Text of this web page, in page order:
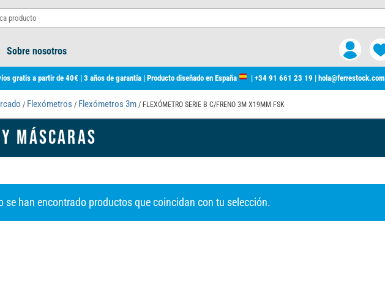
Sobre nosotros
gratis a partir de 40€ | 3 años de garantía | Producto diseñado en España | +34 91 661 23 19 | hola@ferrestock.com
/ Flexómetros / Flexómetros 3m / FLEXÓMETRO SERIE B C/FRENO 3M X19MM FSK
MÁSCARAS
se han encontrado productos que coincidan con tu selección.